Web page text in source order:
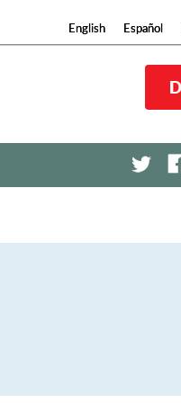
English Español
English Español